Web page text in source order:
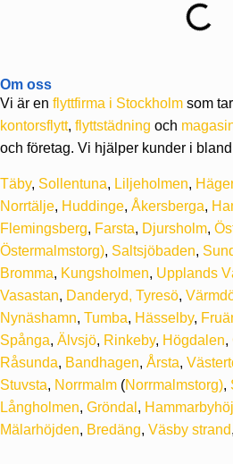
Om oss
Vi är en flyttfirma i Stockholm som
kontorsflytt, flyttstädning och
och företag. Vi hjälper kunder i
Täby, Sollentuna, Liljeholmen,
Norrtälje, Huddinge, Åkersberga,
Flemingsberg, Farsta, Djursholm,
Östermalmstorg), Saltsjöbaden,
Bromma, Kungsholmen, Upplands
Vasastan, Danderyd, Tyresö,
Nynäshamn, Tumba, Hässelby,
Spånga, Älvsjö, Rinkeby, Högdalen,
Råsunda, Bandhagen, Årsta,
Stuvsta, Norrmalm (Norrmalmstorg),
Långholmen, Gröndal ,
Mälarhöjden, Bredäng, Väsby strand,